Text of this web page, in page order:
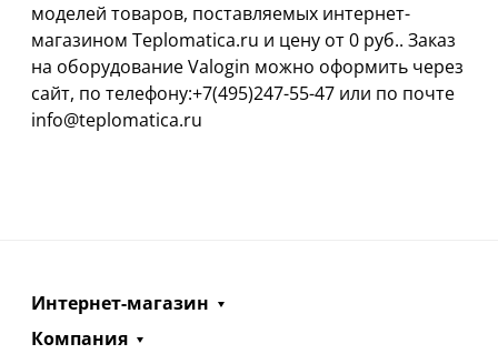
моделей товаров, поставляемых интернет-
магазином Teplomatica.ru и цену от 0 руб.. Заказ
на оборудование Valogin можно оформить через
сайт, по телефону:+7(495)247-55-47 или по почте
info@teplomatica.ru
Интернет-магазин
Компания